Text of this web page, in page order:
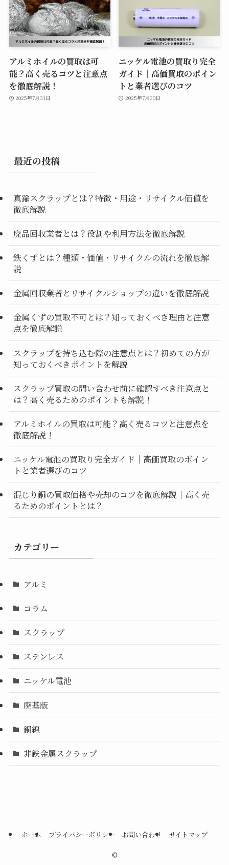
アルミホイルの買取は可
能？高く売るコツと注意点
を徹底解説！
2025年7月31日
ニッケル電池の買取り完全
ガイド｜高価買取のポイン
トと業者選びのコツ
2025年7月30日
最近の投稿
真鍮スクラップとは？特徴・用途・リサイクル価値を
徹底解説
廃品回収業者とは？役割や利用方法を徹底解説
鉄くずとは？種類・価値・リサイクルの流れを徹底解
説
金属回収業者とリサイクルショップの違いを徹底解説
金属くずの買取不可とは？知っておくべき理由と注意
点を徹底解説
スクラップを持ち込む際の注意点とは？初めての方が
知っておくべきポイントを解説
スクラップ買取の問い合わせ前に確認すべき注意点と
は？高く売るためのポイントも解説！
アルミホイルの買取は可能？高く売るコツと注意点を
徹底解説！
ニッケル電池の買取り完全ガイド｜高価買取のポイン
トと業者選びのコツ
混じり銅の買取価格や売却のコツを徹底解説｜高く売
るためのポイントとは？
カテゴリー
アルミ
コラム
スクラップ
ステンレス
ニッケル電池
廃基版
銅線
非鉄金属スクラップ
ホーム プライバシーポリシー お問い合わせ サイトマップ
©